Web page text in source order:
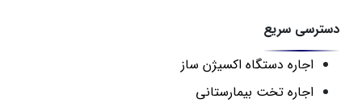
دسترسی سریع
اجاره دستگاه اکسیژن ساز
اجاره تخت بیمارستانی